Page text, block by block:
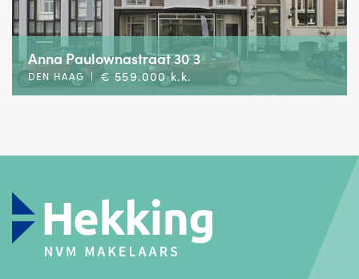
Anna Paulownastraat 30 3
DEN HAAG | € 559.000 k.k.